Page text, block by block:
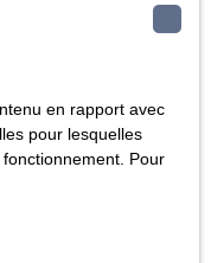
en rapport avec
pour lesquelles
Pour